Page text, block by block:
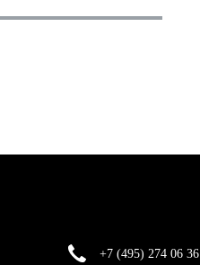
+7 (495) 274 06 36